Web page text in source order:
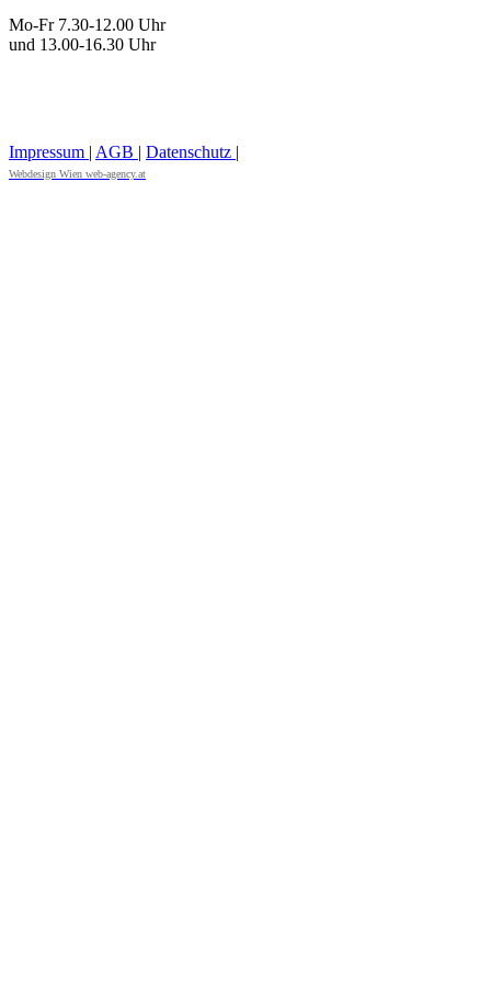
Mo-Fr 7.30-12.00 Uhr
und 13.00-16.30 Uhr
Impressum | AGB | Datenschutz |
Webdesign Wien web-agency.at